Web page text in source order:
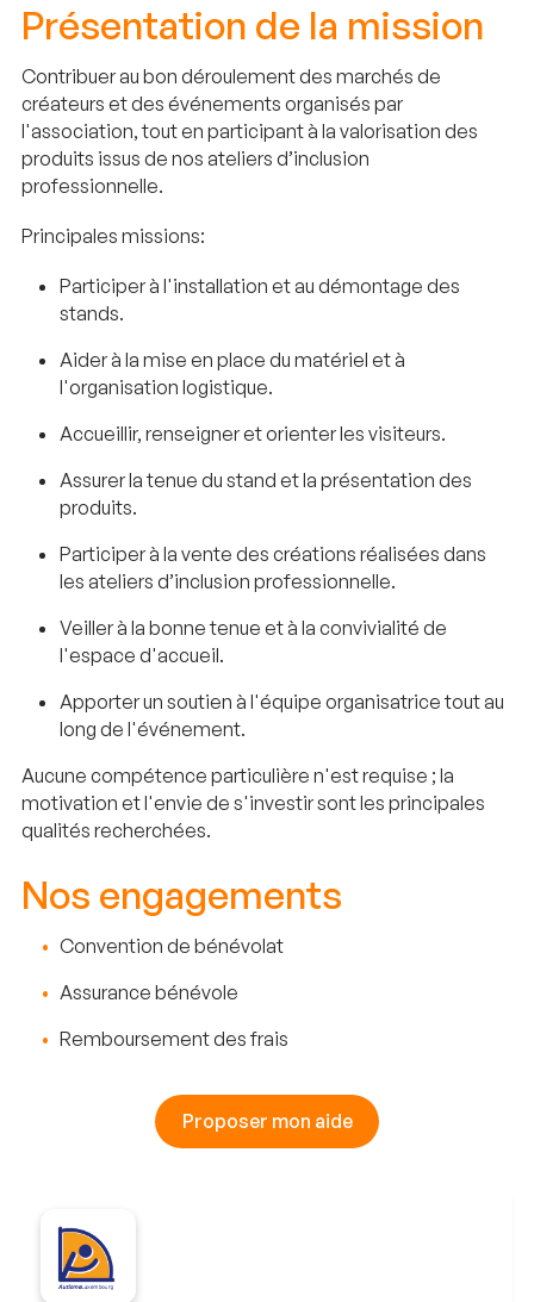
Présentation de la mission
Contribuer au bon déroulement des marchés de
créateurs et des événements organisés par
l'association, tout en participant à la valorisation des
produits issus de nos ateliers d’inclusion
professionnelle.
Principales missions:
Participer à l'installation et au démontage des
stands.
Aider à la mise en place du matériel et à
l'organisation logistique.
Accueillir, renseigner et orienter les visiteurs.
Assurer la tenue du stand et la présentation des
produits.
Participer à la vente des créations réalisées dans
les ateliers d’inclusion professionnelle.
Veiller à la bonne tenue et à la convivialité de
l'espace d'accueil.
Apporter un soutien à l'équipe organisatrice tout au
long de l'événement.
Aucune compétence particulière n'est requise ; la
motivation et l'envie de s'investir sont les principales
qualités recherchées.
Nos engagements
Convention de bénévolat
Assurance bénévole
Remboursement des frais
Proposer mon aide